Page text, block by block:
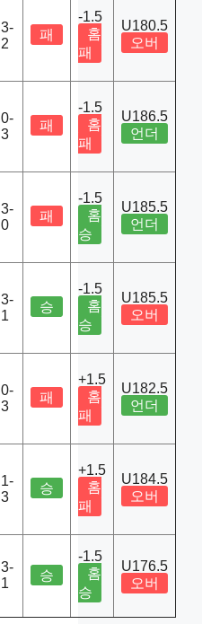
3-
2
패
-1.5
홈
패
U180.5
오버
0-
3
패
-1.5
홈
패
U186.5
언더
3-
0
패
-1.5
홈
승
U185.5
언더
3-
1
승
-1.5
홈
승
U185.5
오버
0-
3
패
+1.5
홈
패
U182.5
언더
1-
3
승
+1.5
홈
패
U184.5
오버
3-
1
승
-1.5
홈
승
U176.5
오버